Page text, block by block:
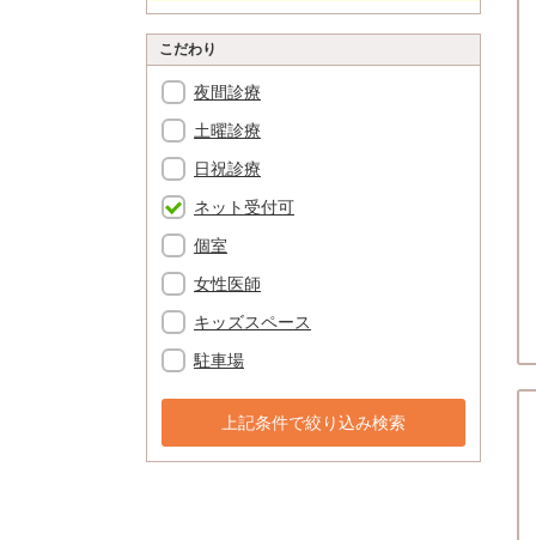
こだわり
夜間診療
土曜診療
日祝診療
ネット受付可
個室
女性医師
キッズスペース
駐車場
上記条件で絞り込み検索